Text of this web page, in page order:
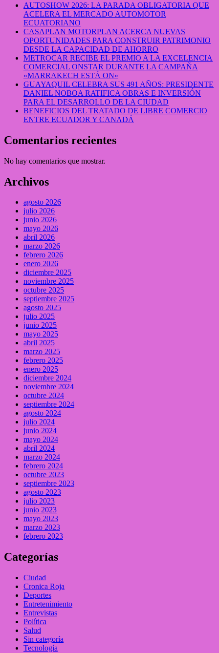
AUTOSHOW 2026: LA PARADA OBLIGATORIA QUE
ACELERA EL MERCADO AUTOMOTOR
ECUATORIANO
CASAPLAN MOTORPLAN ACERCA NUEVAS
OPORTUNIDADES PARA CONSTRUIR PATRIMONIO
DESDE LA CAPACIDAD DE AHORRO
METROCAR RECIBE EL PREMIO A LA EXCELENCIA
COMERCIAL ONSTAR DURANTE LA CAMPAÑA
«MARRAKECH ESTÁ ON»
GUAYAQUIL CELEBRA SUS 491 AÑOS: PRESIDENTE
DANIEL NOBOA RATIFICA OBRAS E INVERSIÓN
PARA EL DESARROLLO DE LA CIUDAD
BENEFICIOS DEL TRATADO DE LIBRE COMERCIO
ENTRE ECUADOR Y CANADÁ
Comentarios recientes
No hay comentarios que mostrar.
Archivos
agosto 2026
julio 2026
junio 2026
mayo 2026
abril 2026
marzo 2026
febrero 2026
enero 2026
diciembre 2025
noviembre 2025
octubre 2025
septiembre 2025
agosto 2025
julio 2025
junio 2025
mayo 2025
abril 2025
marzo 2025
febrero 2025
enero 2025
diciembre 2024
noviembre 2024
octubre 2024
septiembre 2024
agosto 2024
julio 2024
junio 2024
mayo 2024
abril 2024
marzo 2024
febrero 2024
octubre 2023
septiembre 2023
agosto 2023
julio 2023
junio 2023
mayo 2023
marzo 2023
febrero 2023
Categorías
Ciudad
Cronica Roja
Deportes
Entretenimiento
Entrevistas
Política
Salud
Sin categoría
Tecnología